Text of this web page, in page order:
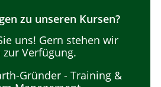
zu unseren Kursen?
uns! Gern stehen wir
zur Verfügung.